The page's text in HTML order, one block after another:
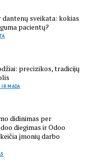
dantenų sveikata: kokias
pacientų?
precizikos, tradicijų
IR MADA
didinimas per
diegimas ir Odoo
įmonių darbo